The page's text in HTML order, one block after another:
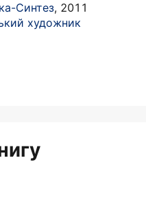
Синтез, 2011
художник